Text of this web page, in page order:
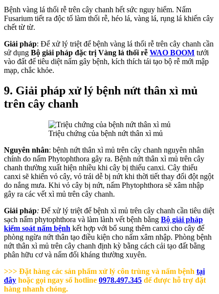
Bệnh vàng lá thối rễ trên cây chanh hết sức nguy hiểm. Nấm
Fusarium tiết ra độc tố làm thối rễ, héo lá, vàng lá, rụng lá khiến cây
chết từ từ.
Giải pháp: Để xử lý triệt để bệnh vàng lá thối rễ trên cây chanh cần
sử dụng Bộ giải pháp đặc trị Vàng lá thối rễ WAO BOOM tưới
vào đất để tiêu diệt nấm gây bệnh, kích thích tái tạo bộ rễ mới mập
mạp, chắc khỏe.
9. Giải pháp xử lý bệnh nứt thân xì mủ
trên cây chanh
Triệu chứng của bệnh nứt thân xì mủ
Nguyên nhân: bệnh nứt thân xì mủ trên cây chanh nguyên nhân
chính do nấm Phytophthora gây ra. Bệnh nứt thân xì mủ trên cây
chanh thường xuất hiện nhiều khi cây bị thiếu canxi. Cây thiếu
canxi sẽ khiến vỏ cây, vỏ trái dễ bị nứt khi thời tiết thay đổi đột ngột
do nắng mưa. Khi vỏ cây bị nứt, nấm Phytophthora sẽ xâm nhập
gây ra các vết xì mủ trên cây chanh.
Giải pháp: Để xử lý triệt để bệnh xì mủ trên cây chanh cần tiêu diệt
sạch nấm phytophthora và làm lành vết bệnh bằng Bộ giải pháp
kiểm soát nấm bệnh kết hợp với bổ sung thêm canxi cho cây để
phòng ngừa nứt thân tạo điều kiện cho nấm xâm nhập. Phòng bệnh
nứt thân xì mủ trên cây chanh định kỳ bằng cách cải tạo đất bằng
phân hữu cơ và nấm đối kháng thường xuyên.
>>> Đặt hàng các sản phẩm xử lý côn trùng và nấm bệnh tại
đây hoặc gọi ngay số hotline 0978.497.345 để được hỗ trợ đặt
hàng nhanh chóng.